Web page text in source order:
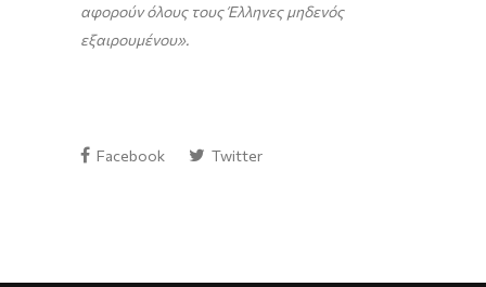
αφορούν όλους τους Έλληνες μηδενός
εξαιρουμένου».
Facebook Twitter